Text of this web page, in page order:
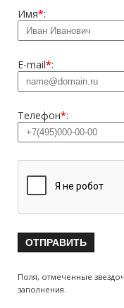
Имя*:
E-mail*:
Телефон*:
Поля, отмеченные
заполнения.